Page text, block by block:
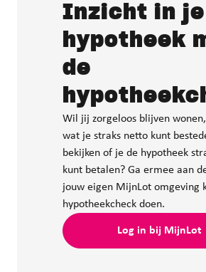
Inzicht in je
hypotheek
de
Wil jij zorgeloos blijven
wat je straks netto kunt
bekijken of je de hypotheek
kunt betalen? Ga ermee aan
jouw eigen MijnLot omgeving
hypotheekcheck doen.
Log in bij MijnLot